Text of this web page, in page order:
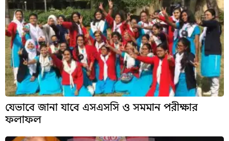
যেভাবে জানা যাবে এসএসসি ও সমমান পরীক্ষার
ফলাফল